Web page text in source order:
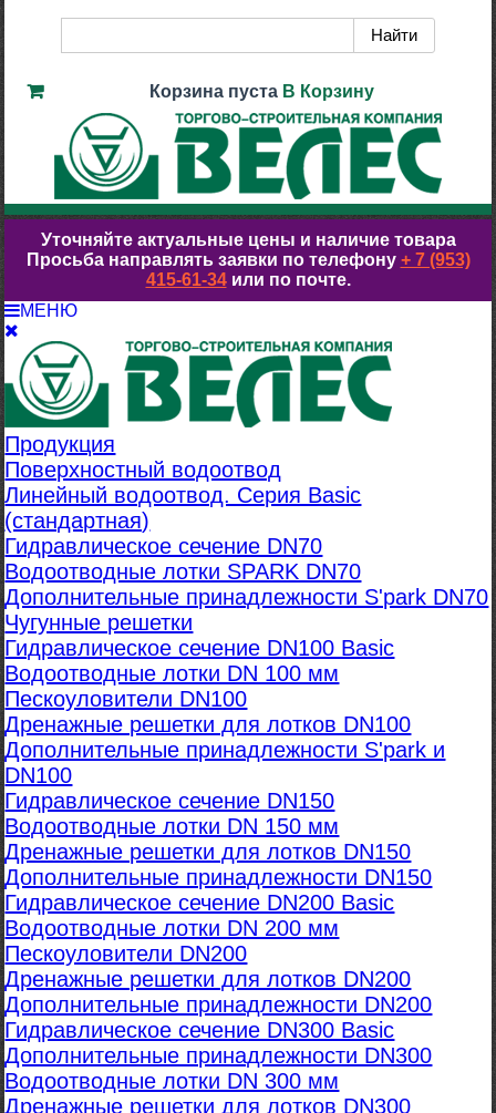
Корзина пуста В Корзину
Уточняйте актуальные цены и наличие товара
Просьба направлять заявки по телефону + 7 (953)
415-61-34или по почте.
МЕНЮ
Продукция
Поверхностный водоотвод
Линейный водоотвод. Серия Basic
(стандартная)
Гидравлическое сечение DN70
Водоотводные лотки SPARK DN70
Дополнительные принадлежности S'park DN70
Чугунные решетки
Гидравлическое сечение DN100 Basic
Водоотводные лотки DN 100 мм
Пескоуловители DN100
Дренажные решетки для лотков DN100
Дополнительные принадлежности S'park и
DN100
Гидравлическое сечение DN150
Водоотводные лотки DN 150 мм
Дренажные решетки для лотков DN150
Дополнительные принадлежности DN150
Гидравлическое сечение DN200 Basic
Водоотводные лотки DN 200 мм
Пескоуловители DN200
Дренажные решетки для лотков DN200
Дополнительные принадлежности DN200
Гидравлическое сечение DN300 Basic
Дополнительные принадлежности DN300
Водоотводные лотки DN 300 мм
Дренажные решетки для лотков DN300